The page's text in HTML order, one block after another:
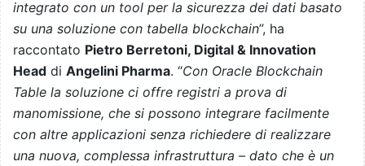
integrato con un tool per la sicurezza dei dati basato
su una soluzione con tabella blockchain”, ha
raccontato Pietro Berretoni, Digital & Innovation
Head di Angelini Pharma. “Con Oracle Blockchain
Table la soluzione ci offre registri a prova di
manomissione, che si possono integrare facilmente
con altre applicazioni senza richiedere di realizzare
una nuova, complessa infrastruttura – dato che è un